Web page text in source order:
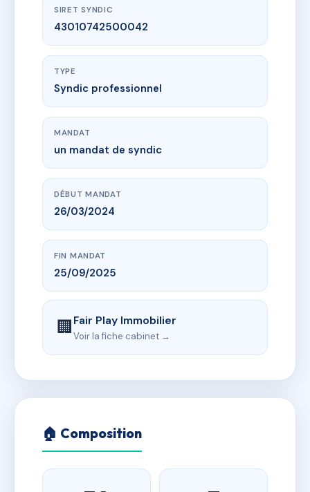
SIRET SYNDIC
43010742500042
TYPE
Syndic professionnel
MANDAT
un mandat de syndic
DÉBUT MANDAT
26/03/2024
FIN MANDAT
25/09/2025
🏢Fair Play Immobilier
Voir la fiche cabinet →
🏠 Composition